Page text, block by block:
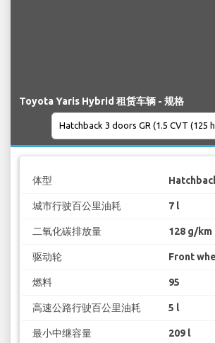
Toyota Yaris Hybrid 租赁车辆 - 规格
体型
城市行驶百公里油耗 7 l
二氧化碳排放量 128 g/km
驱动轮 Front
燃料 95
高速公路行驶百公里油耗 5 l
最小中继容量 209 l